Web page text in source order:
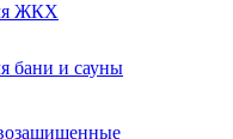
ЖКХ
бани и сауны